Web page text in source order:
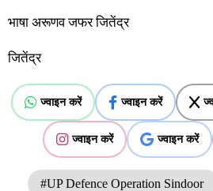
भाषा अरूणव जफर जितेंद्र
जितेंद्र
ज्वाइन करें ज्वाइन करें
ज्वाइन करें ज्वाइन करें
#UP Defence Operation Sindoor